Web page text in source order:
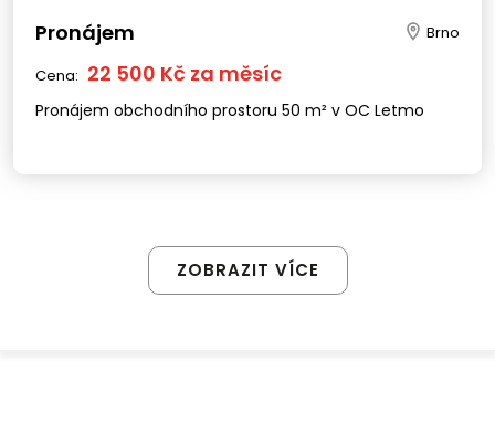
Pronájem Brno
Cena: 22 500 Kč za měsíc
Pronájem obchodního prostoru 50 m² v OC Letmo
ZOBRAZIT VÍCE